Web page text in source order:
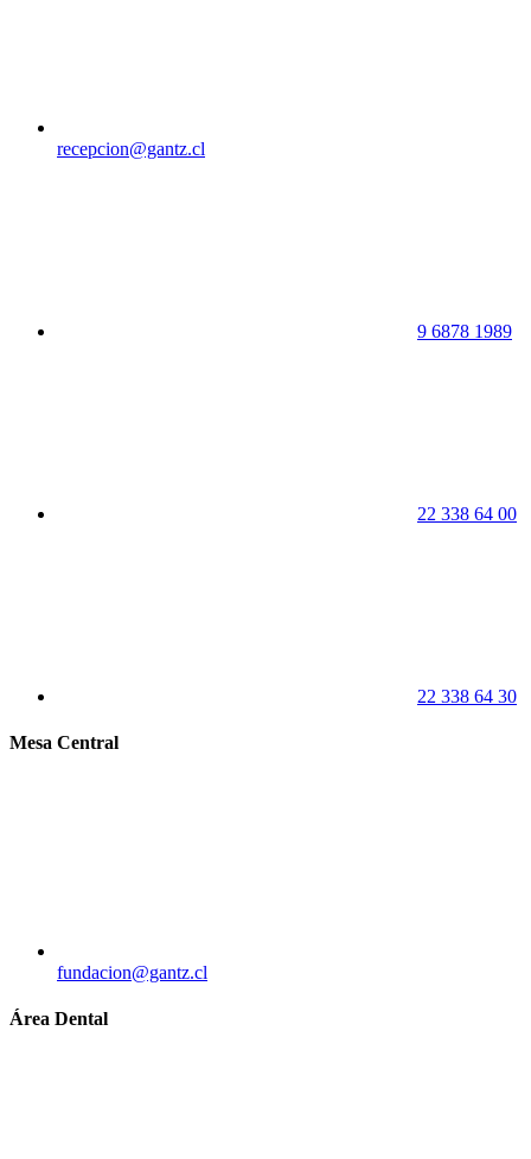
recepcion@gantz.cl
9 6878 1989
22 338 64 00
22 338 64 30
Mesa Central
fundacion@gantz.cl
Área Dental